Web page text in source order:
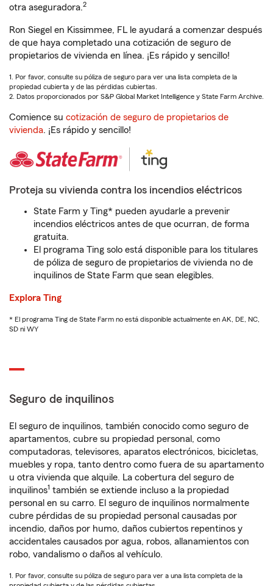
otra aseguradora.2
Ron Siegel en Kissimmee, FL le ayudará a comenzar después
de que haya completado una cotización de seguro de
propietarios de vivienda en línea. ¡Es rápido y sencillo!
1. Por favor, consulte su póliza de seguro para ver una lista completa de la
propiedad cubierta y de las pérdidas cubiertas.
2. Datos proporcionados por S&P Global Market Intelligence y State Farm Archive.
Comience su cotización de seguro de propietarios de
vivienda. ¡Es rápido y sencillo!
Proteja su vivienda contra los incendios eléctricos
State Farm y Ting* pueden ayudarle a prevenir
incendios eléctricos antes de que ocurran, de forma
gratuita.
El programa Ting solo está disponible para los titulares
de póliza de seguro de propietarios de vivienda no de
inquilinos de State Farm que sean elegibles.
Explora Ting
* El programa Ting de State Farm no está disponible actualmente en AK, DE, NC,
SD ni WY
Seguro de inquilinos
El seguro de inquilinos, también conocido como seguro de
apartamentos, cubre su propiedad personal, como
computadoras, televisores, aparatos electrónicos, bicicletas,
muebles y ropa, tanto dentro como fuera de su apartamento
u otra vivienda que alquile. La cobertura del seguro de
inquilinos1 también se extiende incluso a la propiedad
personal en su carro. El seguro de inquilinos normalmente
cubre pérdidas de su propiedad personal causadas por
incendio, daños por humo, daños cubiertos repentinos y
accidentales causados por agua, robos, allanamientos con
robo, vandalismo o daños al vehículo.
1. Por favor, consulte su póliza de seguro para ver a una lista completa de la